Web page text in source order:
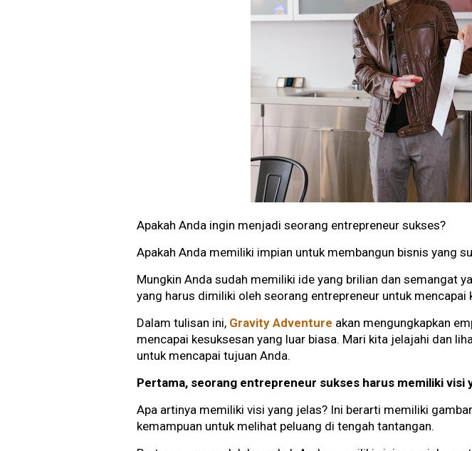
Apakah Anda ingin menjadi seorang entrepreneur sukses?
Apakah Anda memiliki impian untuk membangun bisnis yang
Mungkin Anda sudah memiliki ide yang brilian dan semangat
yang harus dimiliki oleh seorang entrepreneur untuk mencapai
Dalam tulisan ini, Gravity Adventure akan mengungkapkan
mencapai kesuksesan yang luar biasa. Mari kita jelajahi dan
untuk mencapai tujuan Anda.
Pertama, seorang entrepreneur sukses harus memiliki visi
Apa artinya memiliki visi yang jelas? Ini berarti memiliki
kemampuan untuk melihat peluang di tengah tantangan.